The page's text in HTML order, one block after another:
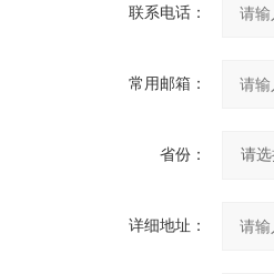
联系电话：
常用邮箱：
省份：
详细地址：